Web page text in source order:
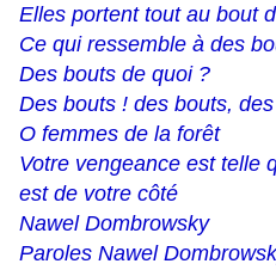
Elles portent tout au bout
Ce qui ressemble à des
Des bouts de quoi ?
Des bouts ! des bouts,
O femmes de la forêt
Votre vengeance est telle
est de votre côté
Nawel Dombrowsky
Paroles Nawel